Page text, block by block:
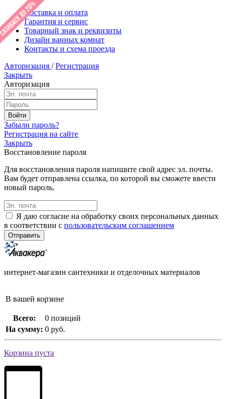
Доставка и оплата
Гарантия и сервис
Товарный знак и реквизиты
Дизайн ванных комнат
Контакты и схема проезда
Авторизация / Регистрация
Закрыть
Авторизация
Забыли пароль?
Регистрация на сайте
Закрыть
Восстановление пароля
Для восстановления пароля напишите свой адрес эл. почты.
Вам будет отправлена ссылка, по которой вы сможете ввести
новый пароль.
Я даю согласие на обработку своих персональных данных
в соответствии с пользовательским соглашением
интернет-магазин сантехники и отделочных материалов
В вашей корзине
Всего:
0 позиций
На сумму: 0 руб.
Корзина пуста